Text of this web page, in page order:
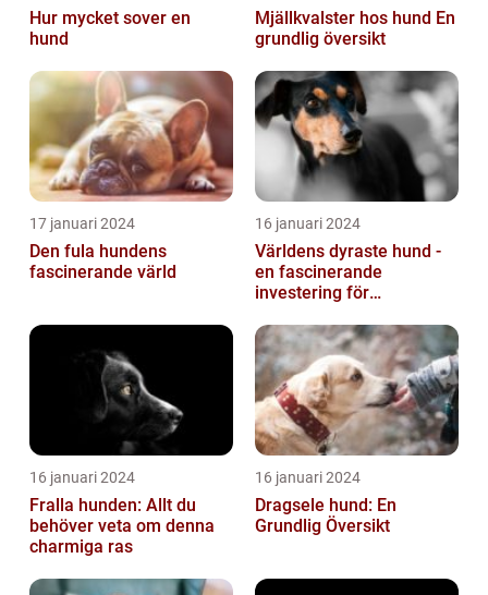
Hur mycket sover en
hund
Mjällkvalster hos hund En
grundlig översikt
17 januari 2024
Den fula hundens
fascinerande värld
16 januari 2024
Världens dyraste hund -
en fascinerande
investering för
16 januari 2024
Fralla hunden: Allt du
behöver veta om denna
charmiga ras
16 januari 2024
Dragsele hund: En
Grundlig Översikt